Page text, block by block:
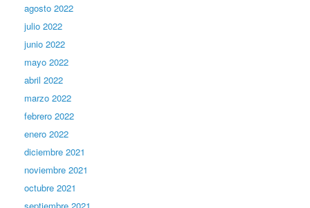
agosto 2022
julio 2022
junio 2022
mayo 2022
abril 2022
marzo 2022
febrero 2022
enero 2022
diciembre 2021
noviembre 2021
octubre 2021
septiembre 2021